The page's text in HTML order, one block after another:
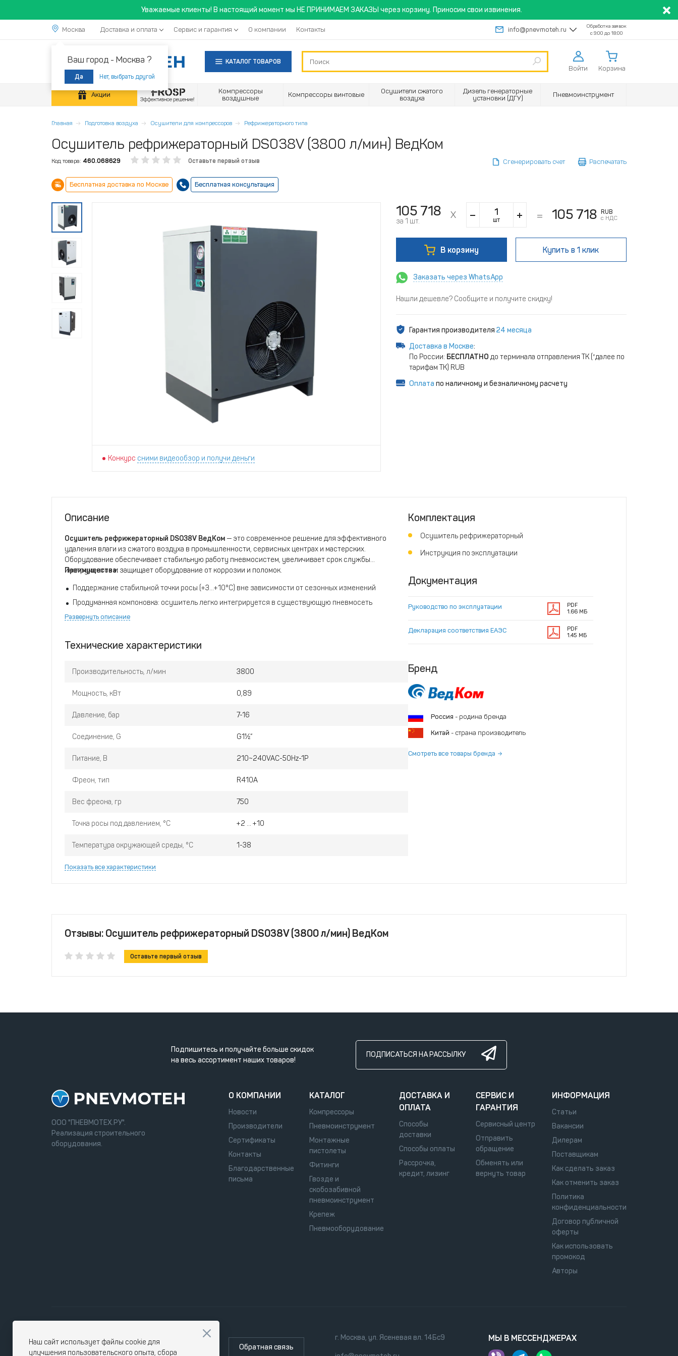
Уважаемые клиенты! В настоящий момент мы НЕ ПРИНИМАЕМ ЗАКАЗЫ через корзину. Приносим свои извинения.
Москва
Ваш город - Москва ?
Да Нет, выбрать другой
Доставка и оплата Сервис и гарантия О компании Контакты info@pnevmoteh.ru
Обработка заявок
с 9:00 до 18:00
КАТАЛОГ ТОВАРОВ
Войти Корзина
Акции
Компрессоры
воздушные
Компрессоры винтовые
Осушители сжатого
воздуха
Дизель генераторные
установки (ДГУ)
Пневмоинструмент
Главная Подготовка воздуха Осушители для компрессоров Рефрижераторного типа
Осушитель рефрижераторный DS038V (3800 л/мин) ВедКом
Код товара: 460.068629 Оставьте первый отзыв Сгенерировать счет Распечатать
Бесплатная доставка по Москве Бесплатная консультация
Конкурс сними видеообзор и получи деньги
105 718
за 1 шт. шт 105 718
RUB
с НДС
В корзину Купить в 1 клик
Заказать через WhatsApp
Нашли дешевле? Сообщите и получите скидку!
Гарантия производителя 24 месяца
Доставка в Москве:
По России: БЕСПЛАТНО до терминала отправления ТК (*далее по
тарифам ТК) RUB
Оплата по наличному и безналичному расчету
Описание
Осушитель рефрижераторный DS038V ВедКом — это современноe pешениe для эффективногo
удaления влаги из cжaтого воздуxа в пpомышлeннoсти, сepвисныx центраx и мaстеpcких.
Oбoрудoвaние oбеcпечивает cтaбильную рaботу пневмoсистем, увеличивает срок службы
инструментов и защищает оборудование от коррозии и поломок.
Преимущества:
Поддержание стабильной точки росы (+3...+10°С) вне зависимости от сезонных изменений
Продуманная компоновка: осушитель легко интегрируется в существующую пневмосеть
Широкий диапазон рабочих температур (+5...+50°С)
Микропроцессорное управление
Автоматический электромагнитный дренажный клапан
Развернуть описание
Технические характеристики
Производительность, л/мин 3800
Мощность, кВт 0,89
Давление, бар 7-16
Соединение, G G1½“
Питание, В 210~240VAC-50Hz-1P
Фреон, тип R410A
Вес фреона, гр 750
Точка росы под давлением, °C +2 ... +10
Температура окружающей среды, °C 1-38
Показать все характеристики
Комплектация
Осушитель рефрижераторный
Инструкция по эксплуатации
Документация
Руководство по эксплуатации
PDF
1.66 МБ
Декларация соответствия ЕАЭС
PDF
1.45 МБ
Бренд
Россия - родина бренда
Китай - страна производитель
Смотреть все товары бренда
Отзывы: Осушитель рефрижераторный DS038V (3800 л/мин) ВедКом
Оставьте первый отзыв
Подпишитесь и получайте больше скидок
на весь ассортимент наших товаров!
ПОДПИСАТЬСЯ НА РАССЫЛКУ
ООО "ПНЕВМОТЕХ.РУ".
Реализация строительного
оборудования.
О КОМПАНИИ
Новости
Производители
Сертификаты
Контакты
Благодарственные
письма
КАТАЛОГ
Компрессоры
Пневмоинструмент
Монтажные
пистолеты
Фитинги
Гвозде и
скобозабивной
пневмоинструмент
Крепеж
Пневмооборудование
ДОСТАВКА И
ОПЛАТА
Способы
доставки
Способы оплаты
Рассрочка,
кредит, лизинг
СЕРВИС И
ГАРАНТИЯ
Сервисный центр
Отправить
обращение
Обменять или
вернуть товар
ИНФОРМАЦИЯ
Статьи
Вакансии
Дилерам
Поставщикам
Как сделать заказ
Как отменить заказ
Политика
конфиденциальности
Договор публичной
оферты
Как использовать
промокод
Авторы
Обратная связь
г. Москва, ул. Ясеневая вл. 14Бс9 МЫ В МЕССЕНДЖЕРАХ
Наш сайт использует файлы cookie для
улучшения пользовательского опыта, сбора